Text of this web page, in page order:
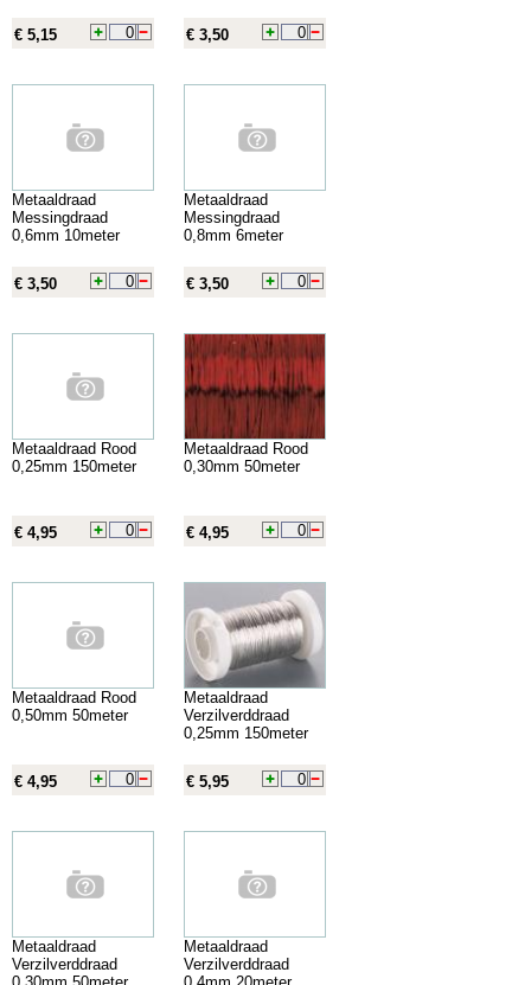
€ 5,15 € 3,50
Metaaldraad
Messingdraad
0,6mm 10meter
€ 3,50
Metaaldraad
Messingdraad
0,8mm 6meter
€ 3,50
Metaaldraad Rood
0,25mm 150meter
€ 4,95
Metaaldraad Rood
0,30mm 50meter
€ 4,95
Metaaldraad Rood
0,50mm 50meter
€ 4,95
Metaaldraad
Verzilverddraad
0,25mm 150meter
€ 5,95
Metaaldraad
Verzilverddraad
Metaaldraad
Verzilverddraad